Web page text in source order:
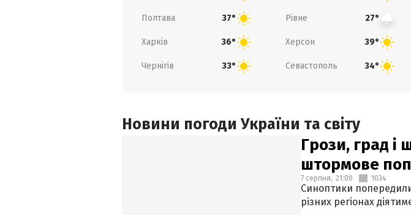
Полтава 37° Рівне 27°
Харків 36° Херсон 39°
Чернігів 33° Севастополь 34°
Новини погоди України та світу
Грози, град і
штормове
7 серпня, 21:00 1034
Синоптики попередили
різних регіонах